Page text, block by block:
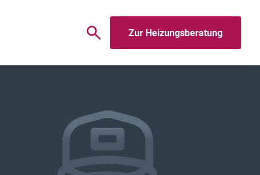
Zur Heizungsberatung